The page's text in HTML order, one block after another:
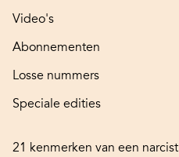
Video's
Abonnementen
Losse nummers
Speciale edities
21 kenmerken van een narcist